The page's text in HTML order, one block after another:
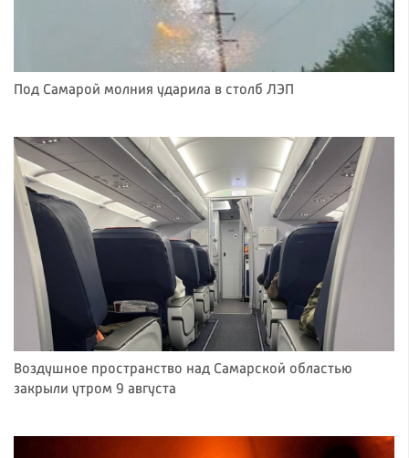
Под Самарой молния ударила в столб ЛЭП
Воздушное пространство над Самарской областью
закрыли утром 9 августа